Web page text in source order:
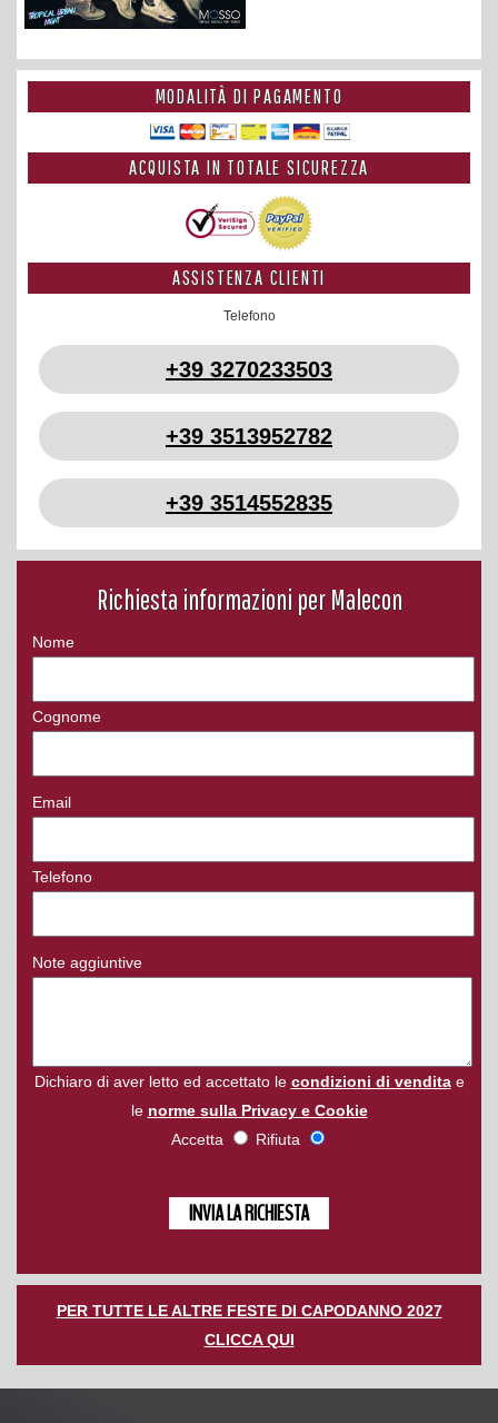
MODALITÀ DI PAGAMENTO
ACQUISTA IN TOTALE SICUREZZA
ASSISTENZA CLIENTI
Telefono
+39 3270233503
+39 3513952782
+39 3514552835
Richiesta informazioni per Malecon
Nome
Cognome
Email
Telefono
Note aggiuntive
Dichiaro di aver letto ed accettato le condizioni di venditae
le norme sulla Privacy e Cookie
Accetta
Rifiuta
PER TUTTE LE ALTRE FESTE DI CAPODANNO 2027
CLICCA QUI